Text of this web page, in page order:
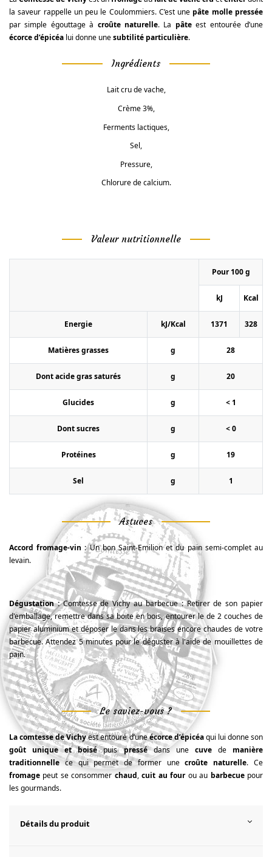
la saveur rappelle un peu le Coulommiers. C’est une pâte molle pressée
par simple égouttage à croûte naturelle. La pâteest entourée d’une
écorce d’épicéa lui donne unesubtilité particulière.
Ingrédients
Lait cru de vache,
Crème 3%,
Ferments lactiques,
Sel,
Pressure,
Chlorure de calcium.
Valeur nutritionnelle
Pour 100 g
kJ Kcal
Energie kJ/Kcal 1371 328
Matières grasses g 28
Dont acide gras saturés g 20
Glucides g < 1
Dont sucres g < 0
Protéines g 19
Sel g 1
Astuces
Accord fromage-vin :Un bon Saint-Emilion et du pain semi-complet au
levain.
Dégustation :Comtesse de Vichy au barbecue : Retirer de son papier
d'emballage, remettre dans sa boite en bois, entourer le de 2 couches de
papier aluminium et déposer le dans les braises encore chaudes de votre
barbecue. Attendez 5 minutes pour le déguster à l'aide de mouillettes de
pain.
Le saviez-vous ?
La comtesse de Vichyest entouré d’uneécorce d’épicéaqui lui donne son
goût unique et boisépuispressédans une cuvede manière
traditionnellece qui permet de former unecroûte naturelle. Ce
fromage peut se consommer chaud,cuit au fourou au barbecuepour
les gourmands.
Détails du produit